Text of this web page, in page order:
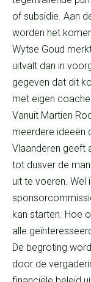
of subsidie. Aan
worden het
Wytse Goud
uitvalt dan in
gegeven dat dit
met eigen
Vanuit Martien
meerdere ideeën
Vlaanderen geeft
tot dusver de
uit te voeren. Wel
kan starten. Hoe
alle
De begroting
door de